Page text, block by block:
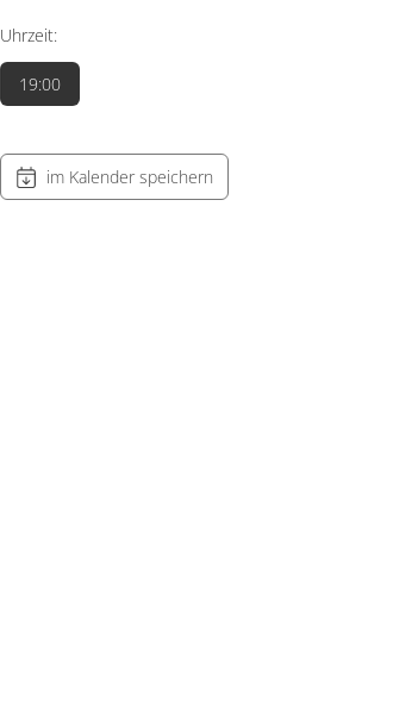
Uhrzeit:
19:00
im Kalender speichern